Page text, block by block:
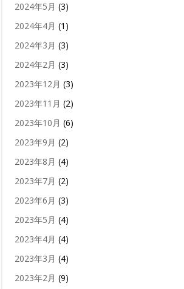
2024年5月 (3)
2024年4月 (1)
2024年3月 (3)
2024年2月 (3)
2023年12月 (3)
2023年11月 (2)
2023年10月 (6)
2023年9月 (2)
2023年8月 (4)
2023年7月 (2)
2023年6月 (3)
2023年5月 (4)
2023年4月 (4)
2023年3月 (4)
2023年2月 (9)